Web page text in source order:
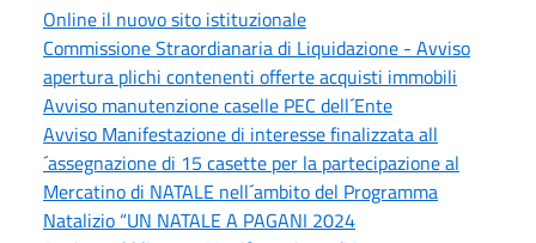
Online il nuovo sito istituzionale
Commissione Straordianaria di Liquidazione - Avviso
apertura plichi contenenti offerte acquisti immobili
Avviso manutenzione caselle PEC dell´Ente
Avviso Manifestazione di interesse finalizzata all
´assegnazione di 15 casette per la partecipazione al
Mercatino di NATALE nell´ambito del Programma
Natalizio “UN NATALE A PAGANI 2024